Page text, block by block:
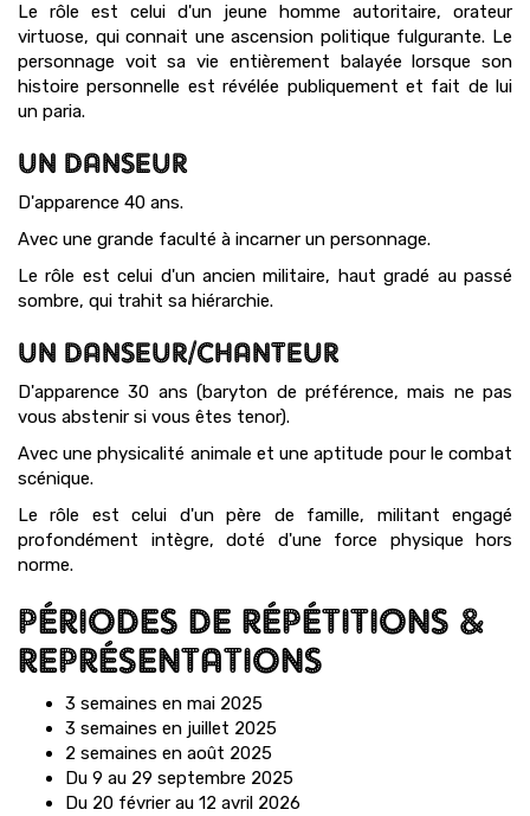
Le rôle est celui d'un jeune homme autoritaire, orateur
virtuose, qui connait une ascension politique fulgurante. Le
personnage voit sa vie entièrement balayée lorsque son
histoire personnelle est révélée publiquement et fait de lui
un paria.
UN DANSEUR
D'apparence 40 ans.
Avec une grande faculté à incarner un personnage.
Le rôle est celui d'un ancien militaire, haut gradé au passé
sombre, qui trahit sa hiérarchie.
UN DANSEUR/CHANTEUR
D'apparence 30 ans (baryton de préférence, mais ne pas
vous abstenir si vous êtes tenor).
Avec une physicalité animale et une aptitude pour le combat
scénique.
Le rôle est celui d'un père de famille, militant engagé
profondément intègre, doté d'une force physique hors
norme.
PÉRIODES DE RÉPÉTITIONS &
REPRÉSENTATIONS
3 semaines en mai 2025
3 semaines en juillet 2025
2 semaines en août 2025
Du 9 au 29 septembre 2025
Du 20 février au 12 avril 2026